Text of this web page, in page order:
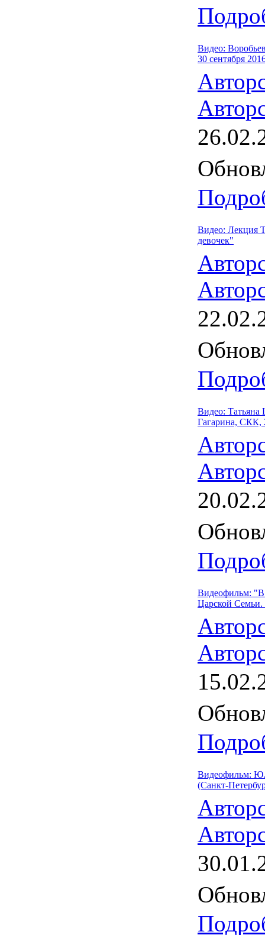
Видео:
30 сентября
Видео: Лекция
девочек"
Видео:
Гагарина, СКК,
Видеофильм: "В
Царской Семьи.
Видеофильм:
(Санкт-